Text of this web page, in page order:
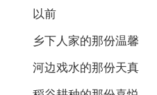
以前
乡下人家的那份温馨
河边戏水的那份天真